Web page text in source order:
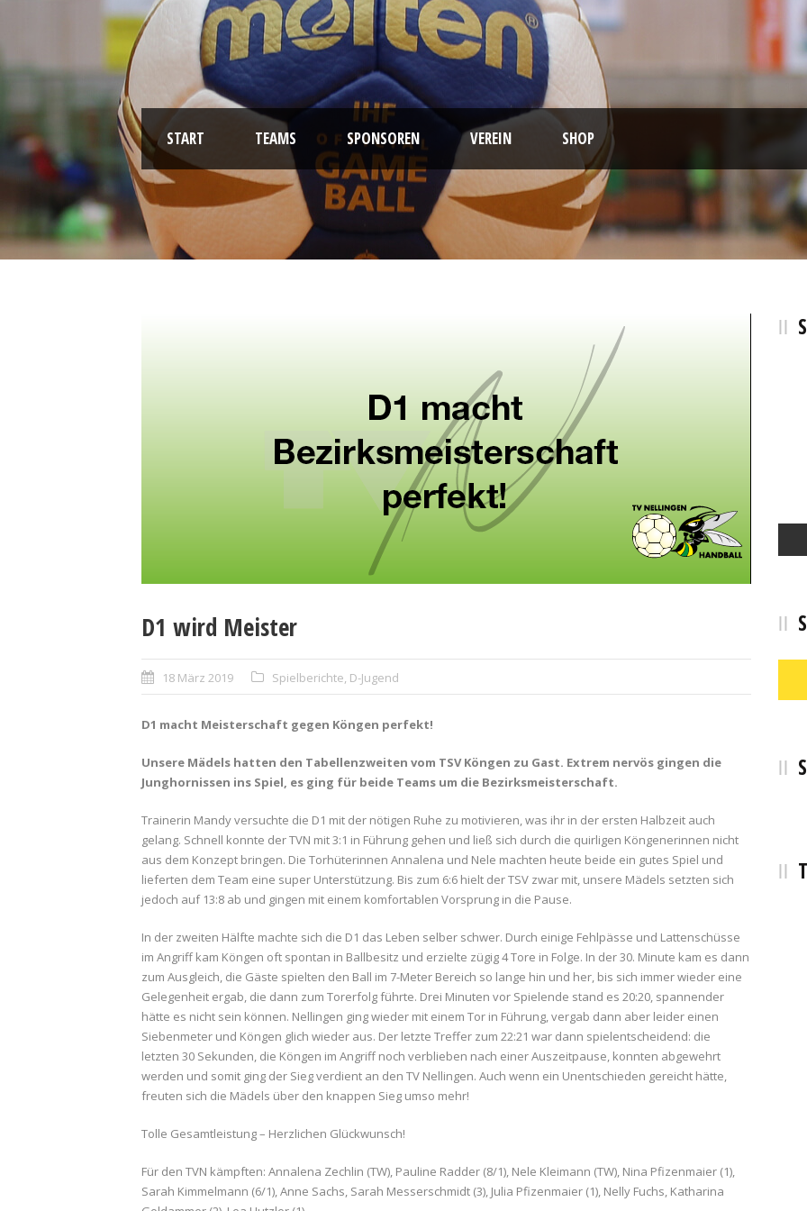
START TEAMS SPONSOREN VEREIN SHOP
D1 wird Meister
18 März 2019 Spielberichte, D-Jugend
D1 macht Meisterschaft gegen Köngen perfekt!
Unsere Mädels hatten den Tabellenzweiten vom TSV Köngen zu Gast. Extrem nervös gingen die
Junghornissen ins Spiel, es ging für beide Teams um die Bezirksmeisterschaft.
Trainerin Mandy versuchte die D1 mit der nötigen Ruhe zu motivieren, was ihr in der ersten Halbzeit auch
gelang. Schnell konnte der TVN mit 3:1 in Führung gehen und ließ sich durch die quirligen Köngenerinnen nicht
aus dem Konzept bringen. Die Torhüterinnen Annalena und Nele machten heute beide ein gutes Spiel und
lieferten dem Team eine super Unterstützung. Bis zum 6:6 hielt der TSV zwar mit, unsere Mädels setzten sich
jedoch auf 13:8 ab und gingen mit einem komfortablen Vorsprung in die Pause.
In der zweiten Hälfte machte sich die D1 das Leben selber schwer. Durch einige Fehlpässe und Lattenschüsse
im Angriff kam Köngen oft spontan in Ballbesitz und erzielte zügig 4 Tore in Folge. In der 30. Minute kam es dann
zum Ausgleich, die Gäste spielten den Ball im 7-Meter Bereich so lange hin und her, bis sich immer wieder eine
Gelegenheit ergab, die dann zum Torerfolg führte. Drei Minuten vor Spielende stand es 20:20, spannender
hätte es nicht sein können. Nellingen ging wieder mit einem Tor in Führung, vergab dann aber leider einen
Siebenmeter und Köngen glich wieder aus. Der letzte Treffer zum 22:21 war dann spielentscheidend: die
letzten 30 Sekunden, die Köngen im Angriff noch verblieben nach einer Auszeitpause, konnten abgewehrt
werden und somit ging der Sieg verdient an den TV Nellingen. Auch wenn ein Unentschieden gereicht hätte,
freuten sich die Mädels über den knappen Sieg umso mehr!
Tolle Gesamtleistung – Herzlichen Glückwunsch!
Für den TVN kämpften: Annalena Zechlin (TW), Pauline Radder (8/1), Nele Kleimann (TW), Nina Pfizenmaier (1),
Sarah Kimmelmann (6/1), Anne Sachs, Sarah Messerschmidt (3), Julia Pfizenmaier (1), Nelly Fuchs, Katharina